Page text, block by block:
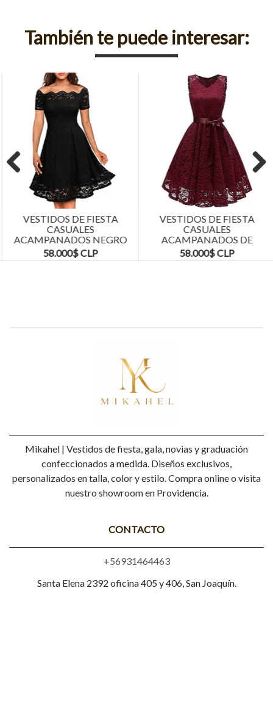
También te puede interesar:
VESTIDOS DE FIESTA
CASUALES
ACAMPANADOS NEGRO
TALLAS PLUS KADRIHEL
58.000$ CLP
VESTIDOS DE FIESTA
CASUALES
ACAMPANADOS DE
ENCAJE TALLAS PLUS
KADRIHEL
58.000$ CLP
Previous Next
Mikahel | Vestidos de fiesta, gala, novias y graduación
confeccionados a medida. Diseños exclusivos,
personalizados en talla, color y estilo. Compra online o visita
nuestro showroom en Providencia.
CONTACTO
+56931464463
Santa Elena 2392 oficina 405 y 406, San Joaquín.